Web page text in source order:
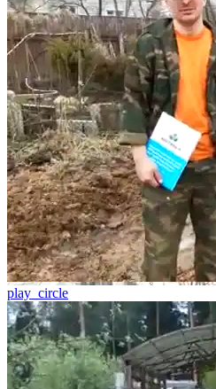
play_circle